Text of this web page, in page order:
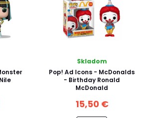
Skladom
Pop! Ad Icons - McDonalds
- Birthday Ronald
McDonald
15,50 €